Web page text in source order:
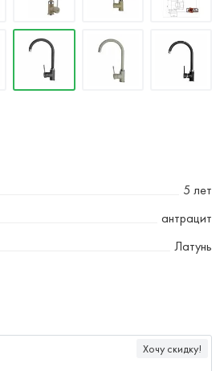
5 лет
антрацит
Латунь
Хочу скидку!